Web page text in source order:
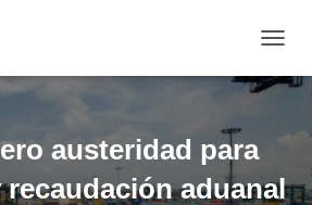
A
R
M
austeridad para
aduanal